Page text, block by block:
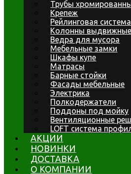
Трубы
Крепеж
Рейлинговая
Колонны выдвижные
Ведра для мусора
Мебельные замки
Шкафы купе
Матрасы
Барные стойки
Фасады мебельные
Электрика
Полкодержатели
Поддоны под мойку
Вентиляционные
LOFT система
АКЦИИ
НОВИНКИ
ДОСТАВКА
О КОМПАНИИ